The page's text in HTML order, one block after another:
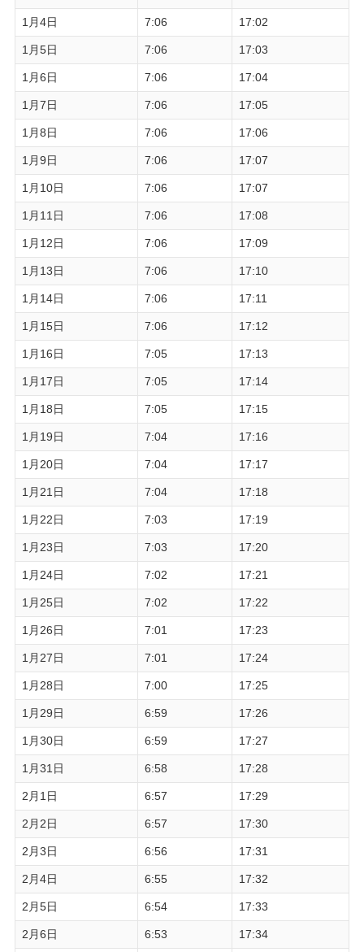
1月4日 7:06 17:02
1月5日 7:06 17:03
1月6日 7:06 17:04
1月7日 7:06 17:05
1月8日 7:06 17:06
1月9日 7:06 17:07
1月10日 7:06 17:07
1月11日 7:06 17:08
1月12日 7:06 17:09
1月13日 7:06 17:10
1月14日 7:06 17:11
1月15日 7:06 17:12
1月16日 7:05 17:13
1月17日 7:05 17:14
1月18日 7:05 17:15
1月19日 7:04 17:16
1月20日 7:04 17:17
1月21日 7:04 17:18
1月22日 7:03 17:19
1月23日 7:03 17:20
1月24日 7:02 17:21
1月25日 7:02 17:22
1月26日 7:01 17:23
1月27日 7:01 17:24
1月28日 7:00 17:25
1月29日 6:59 17:26
1月30日 6:59 17:27
1月31日 6:58 17:28
2月1日 6:57 17:29
2月2日 6:57 17:30
2月3日 6:56 17:31
2月4日 6:55 17:32
2月5日 6:54 17:33
2月6日 6:53 17:34